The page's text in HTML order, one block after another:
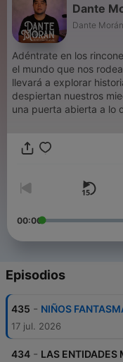
Dante
Dante Morán
Adéntrate en los
el mundo que nos
llevará a explorar
despiertan nuestros
una puerta abierta a lo
inexplicable se
lugar. Prepárate para
Conviértete en un
https://
00:00
Episodios
435 - NIÑOS
17 jul. 2026
434 - LAS ENTIDADES